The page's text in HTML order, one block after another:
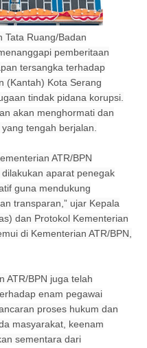
Tata Ruang/Badan
pemberitaan
tersangka terhadap
(Kantah) Kota Serang
tindak pidana korupsi.
akan menghormati dan
tengah berjalan.
ATR/BPN
aparat penegak
guna mendukung
transparan,” ujar Kepala
dan Protokol Kementerian
di Kementerian ATR/BPN,
ATR/BPN juga telah
enam pegawai
proses hukum dan
masyarakat, keenam
sementara dari